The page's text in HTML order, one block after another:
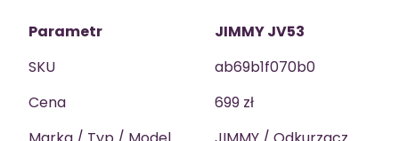
Parametr
JIMMY JV53
SKU
ab69b1f070b0
Cena
699 zł